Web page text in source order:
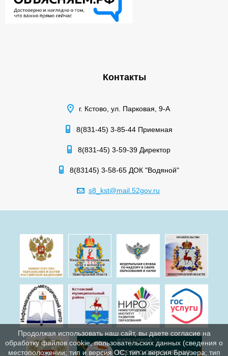
Контакты
г. Кстово, ул. Парковая, 9-А
8(831-45) 3-85-44 Приемная
8(831-45) 3-59-39 Директор
8(83145) 3-58-65 ДОК "Водяной"
s8_kst@mail.52gov.ru
Продолжая использовать наш сайт, вы даете согласие на
обработку файлов cookie, пользовательских данных (сведения о
местоположении; тип и версия ОС; тип и версия Браузера; тип